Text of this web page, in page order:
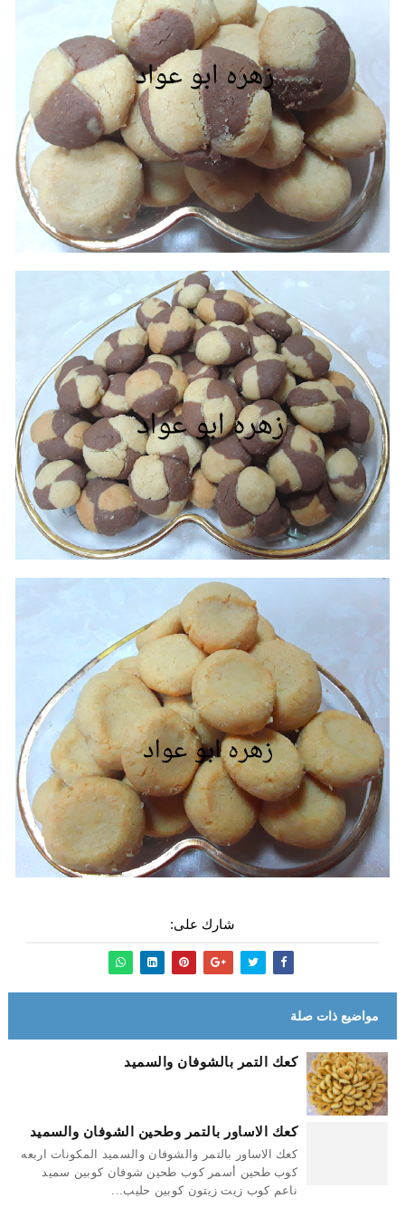
شارك على:
مواضيع ذات صلة
كعك التمر بالشوفان والسميد
كعك الاساور بالتمر وطحين الشوفان والسميد
كعك الاساور بالتمر والشوفان والسميد المكونات اربعه
كوب طحين أسمر كوب طحين شوفان كوبين سميد
ناعم كوب زيت زيتون كوبين حليب...